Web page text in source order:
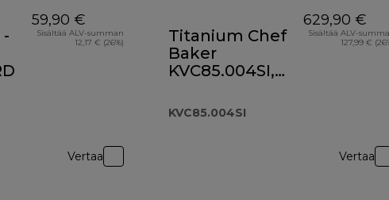
59,90 €
Sisältää ALV-summan
12,17 € (26%)
Vertaa
Titanium Chef
Baker
KVC85.004SI,
KVC85.004SI
629,90 €
Sisältää ALV-
127,99 €
Vertaa